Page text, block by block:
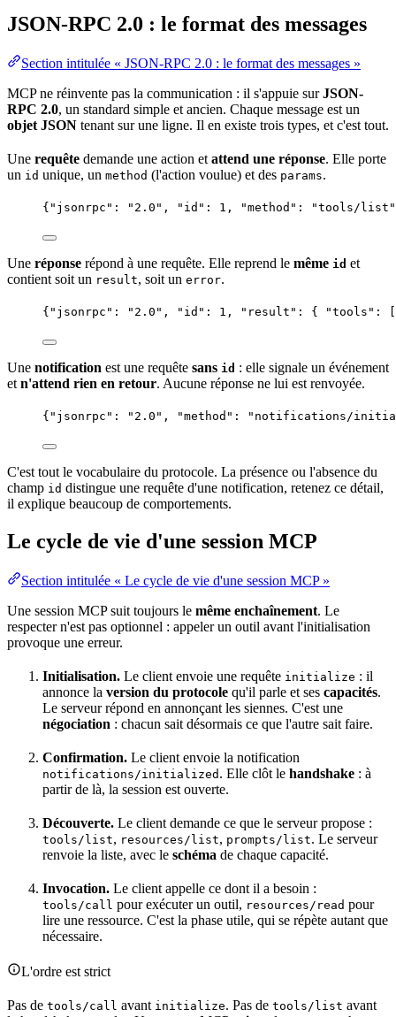
JSON-RPC 2.0 : le format des messages
Section intitulée « JSON-RPC 2.0 : le format des messages »
MCP ne réinvente pas la communication : il s'appuie surJSON-
RPC 2.0, un standard simple et ancien. Chaque message est un
objet JSON tenant sur une ligne. Il en existe trois types, et c'est tout.
Une requête demande une action et attend une réponse. Elle porte
un id unique, un method (l'action voulue) et des params.
{ "jsonrpc" : " 2.0 " , "id" : 1 , "method" : "tools/list "
Une réponse répond à une requête. Elle reprend le même id et
contient soit un result, soit un error.
{ "jsonrpc" : " 2.0 " , "id" : 1 , "result" : { "tools" :
Une notification est une requête sans id : elle signale un événement
et n'attend rien en retour. Aucune réponse ne lui est renvoyée.
{ "jsonrpc" : " 2.0 " , "method" : " notifications/
C'est tout le vocabulaire du protocole. La présence ou l'absence du
champ id distingue une requête d'une notification, retenez ce détail,
il explique beaucoup de comportements.
Le cycle de vie d'une session MCP
Section intitulée « Le cycle de vie d'une session MCP »
Une session MCP suit toujours le même enchaînement. Le
respecter n'est pas optionnel : appeler un outil avant l'initialisation
provoque une erreur.
Initialisation. Le client envoie une requête initialize : il
annonce la version du protocole qu'il parle et ses capacités.
Le serveur répond en annonçant les siennes. C'est une
négociation : chacun sait désormais ce que l'autre sait faire.
Confirmation. Le client envoie la notification
notifications/initialized . Elle clôt le handshake : à
partir de là, la session est ouverte.
Découverte. Le client demande ce que le serveur propose :
tools/list, resources/list, prompts/list. Le serveur
renvoie la liste, avec le schéma de chaque capacité.
Invocation. Le client appelle ce dont il a besoin :
tools/call pour exécuter un outil, resources/read pour
lire une ressource. C'est la phase utile, qui se répète autant que
nécessaire.
L'ordre est strict
Pas de tools/call avant initialize. Pas de tools/list avant